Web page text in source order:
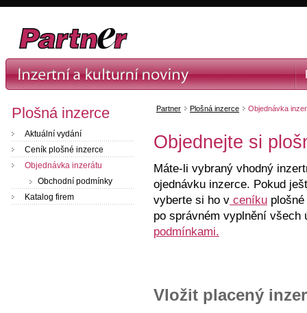
Plošná inzerce
Aktuální vydání
Ceník plošné inzerce
Objednávka inzerátu
Obchodní podmínky
Katalog firem
Partner Plošná inzerce Objednávka
Objednejte si
Máte-li vybraný vhodný
ojednávku inzerce. Pokud
vyberte si ho v ceníku
po správném vyplnění
podmínkami.
Vložit placený